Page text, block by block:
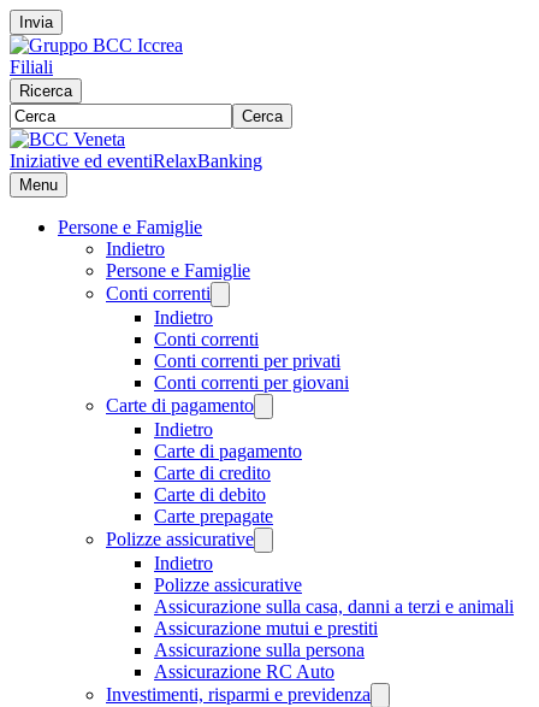
Invia
Filiali
Ricerca
Cerca
Iniziative ed eventiRelaxBanking
Menu
Persone e Famiglie
Indietro
Persone e Famiglie
Conti correnti
Indietro
Conti correnti
Conti correnti per privati
Conti correnti per giovani
Carte di pagamento
Indietro
Carte di pagamento
Carte di credito
Carte di debito
Carte prepagate
Polizze assicurative
Indietro
Polizze assicurative
Assicurazione sulla casa, danni a terzi e animali
Assicurazione mutui e prestiti
Assicurazione sulla persona
Assicurazione RC Auto
Investimenti, risparmi e previdenza